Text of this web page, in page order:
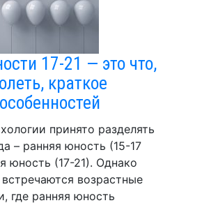
17-21 — это что,
краткое
принято разделять
– ранняя юность (15-17
юность (17-21). Однако
возрастные
где ранняя юность